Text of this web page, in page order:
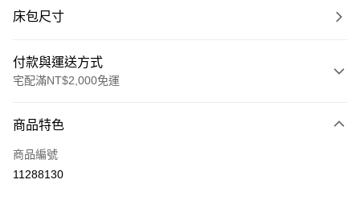
床包尺寸
付款與運送方式
宅配滿NT$2,000免運
信用卡一次付款
信用卡分期付款
商品特色
商品編號
11288130